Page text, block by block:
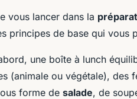
vous lancer dans la
principes de base qui vous
une boîte à lunch
(animale ou végétale), des
forme de salade, de